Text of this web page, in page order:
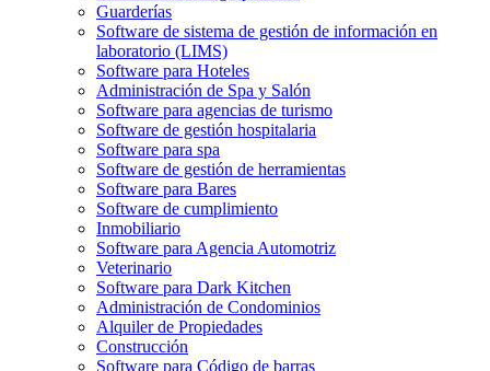
Guarderías
Software de sistema de gestión de información en
laboratorio (LIMS)
Software para Hoteles
Administración de Spa y Salón
Software para agencias de turismo
Software de gestión hospitalaria
Software para spa
Software de gestión de herramientas
Software para Bares
Software de cumplimiento
Inmobiliario
Software para Agencia Automotriz
Veterinario
Software para Dark Kitchen
Administración de Condominios
Alquiler de Propiedades
Construcción
Software para Código de barras